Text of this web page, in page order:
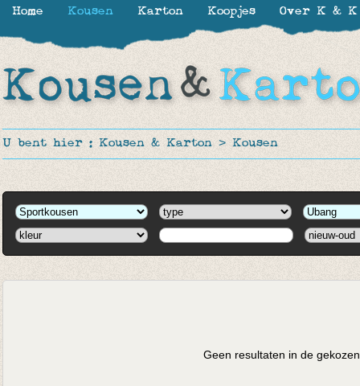
U bent hier : Kousen & Karton > Kousen
Geen resultaten in de
Home Kousen Karton Koopjes Over K & K